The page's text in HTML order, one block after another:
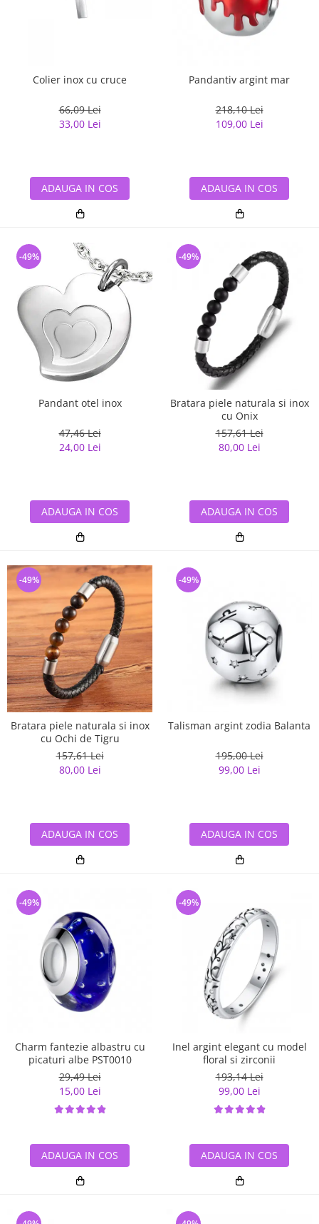
Colier inox cu cruce
66,09 Lei
33,00 Lei
ADAUGA IN COS
Pandantiv argint mar
218,10 Lei
109,00 Lei
ADAUGA IN COS
Pandant otel inox
47,46 Lei
24,00 Lei
-49%
ADAUGA IN COS
Bratara piele naturala si inox
cu Onix
157,61 Lei
80,00 Lei
-49%
ADAUGA IN COS
Bratara piele naturala si inox
cu Ochi de Tigru
157,61 Lei
80,00 Lei
-49%
ADAUGA IN COS
Talisman argint zodia Balanta
195,00 Lei
99,00 Lei
-49%
ADAUGA IN COS
Charm fantezie albastru cu
picaturi albe PST0010
29,49 Lei
15,00 Lei
-49%
ADAUGA IN COS
Inel argint elegant cu model
floral si zirconii
193,14 Lei
99,00 Lei
-49%
ADAUGA IN COS